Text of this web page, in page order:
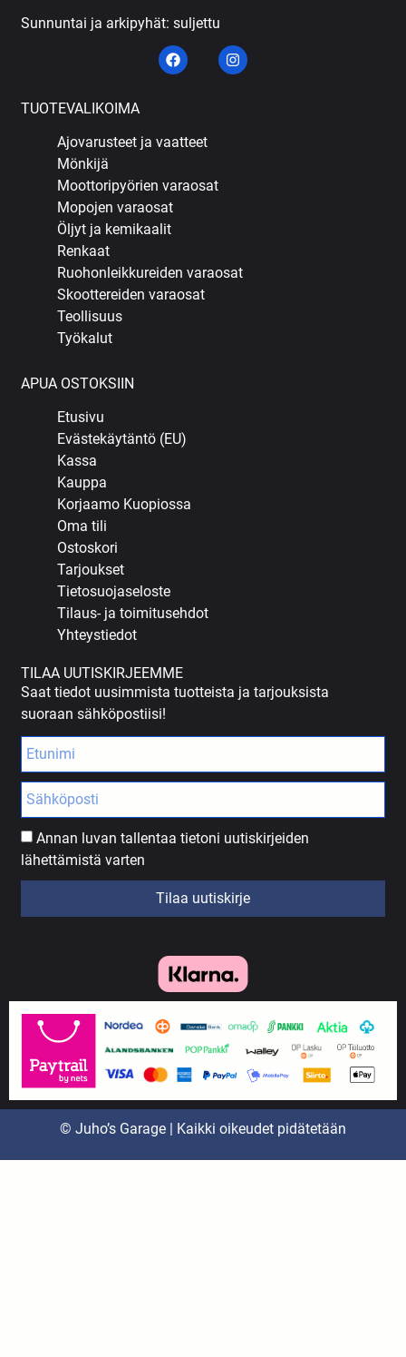
Sunnuntai ja arkipyhät: suljettu
TUOTEVALIKOIMA
Ajovarusteet ja vaatteet
Mönkijä
Moottoripyörien varaosat
Mopojen varaosat
Öljyt ja kemikaalit
Renkaat
Ruohonleikkureiden varaosat
Skoottereiden varaosat
Teollisuus
Työkalut
APUA OSTOKSIIN
Etusivu
Evästekäytäntö (EU)
Kassa
Kauppa
Korjaamo Kuopiossa
Oma tili
Ostoskori
Tarjoukset
Tietosuojaseloste
Tilaus- ja toimitusehdot
Yhteystiedot
TILAA UUTISKIRJEEMME
Saat tiedot uusimmista tuotteista ja tarjouksista
suoraan sähköpostiisi!
Annan luvan tallentaa tietoni uutiskirjeiden
lähettämistä varten
Tilaa uutiskirje
© Juho’s Garage | Kaikki oikeudet pidätetään